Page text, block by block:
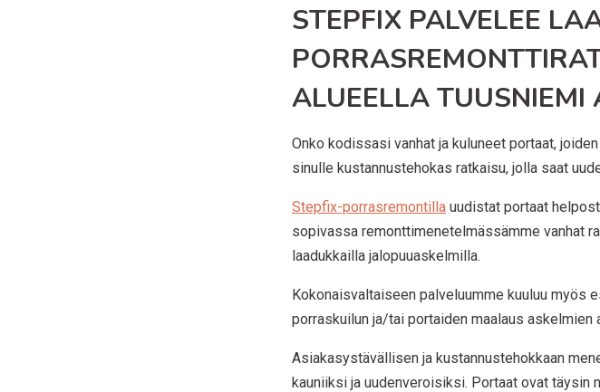
STEPFIX PALVELEE
ALUEELLA TUUSNIEMI
Onko kodissasi vanhat ja kuluneet portaat,
sinulle kustannustehokas ratkaisu, jolla saat
Stepfix-porrasremontilla uudistat portaat
sopivassa remonttimenetelmässämme vanhat
laadukkailla jalopuuaskelmilla.
Kokonaisvaltaiseen palveluumme kuuluu myös
porraskuilun ja/tai portaiden maalaus askelmien
Asiakasystävällisen ja kustannustehokkaan
kauniiksi ja uudenveroisiksi. Portaat ovat täysin